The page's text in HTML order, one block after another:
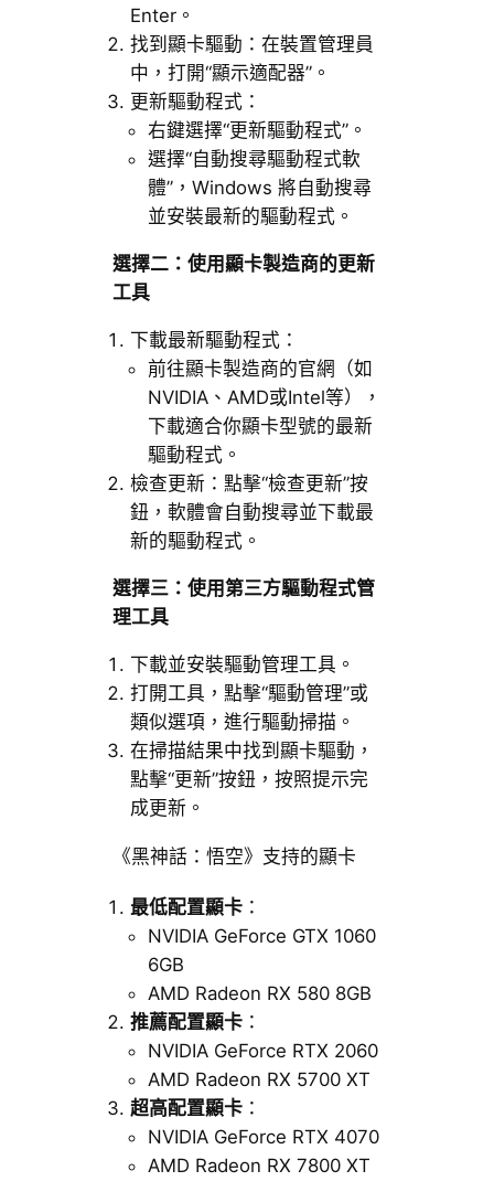
Enter。
找到顯卡驅動：在裝置管理員
中，打開“顯示適配器”。
更新驅動程式：
右鍵選擇“更新驅動程式”。
選擇“自動搜尋驅動程式軟
體”，Windows 將自動搜尋
並安裝最新的驅動程式。
選擇二：使用顯卡製造商的更新
工具
下載最新驅動程式：
前往顯卡製造商的官網（如
NVIDIA、AMD或Intel等），
下載適合你顯卡型號的最新
驅動程式。
檢查更新：點擊“檢查更新”按
鈕，軟體會自動搜尋並下載最
新的驅動程式。
選擇三：使用第三方驅動程式管
理工具
下載並安裝驅動管理工具。
打開工具，點擊“驅動管理”或
類似選項，進行驅動掃描。
在掃描結果中找到顯卡驅動，
點擊“更新”按鈕，按照提示完
成更新。
《黑神話：悟空》支持的顯卡
最低配置顯卡：
NVIDIA GeForce GTX 1060
6GB
AMD Radeon RX 580 8GB
推薦配置顯卡：
NVIDIA GeForce RTX 2060
AMD Radeon RX 5700 XT
超高配置顯卡：
NVIDIA GeForce RTX 4070
AMD Radeon RX 7800 XT